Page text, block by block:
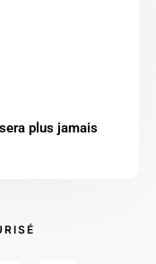
plus jamais